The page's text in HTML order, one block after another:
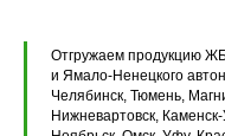
Отгружаем продукцию
и Ямало-Ненецкого
Челябинск, Тюмень,
Нижневартовск,
Плиты